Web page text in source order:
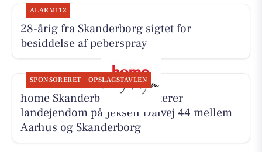
ALARM112
28-årig fra Skanderborg sigtet for
besiddelse af peberspray
SPONSORERET OPSLAGSTAVLEN
home Skanderborg præsenterer
landejendom på Jeksen Dalvej 44 mellem
Aarhus og Skanderborg